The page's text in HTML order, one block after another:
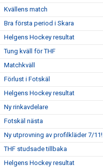
Kvällens match
Bra första period i Skara
Helgens Hockey resultat
Tung kväll för THF
Matchkväll
Förlust i Fotskäl
Helgens Hockey resultat
Ny rinkavdelare
Fotskäl nästa
Ny utprovning av profilkläder 7/11!
THF studsade tillbaka
Helgens Hockey resultat